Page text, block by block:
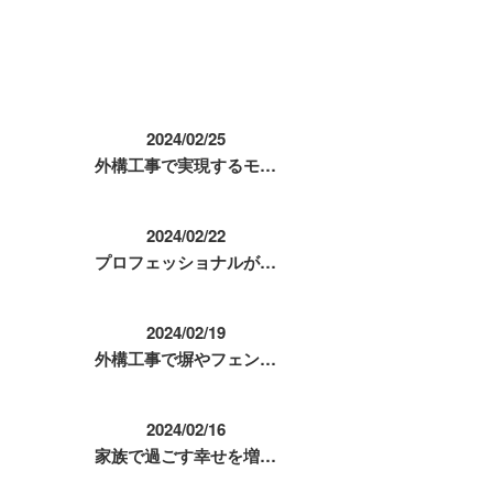
2024/02/25
外構工事で実現するモ…
2024/02/22
プロフェッショナルが…
2024/02/19
外構工事で塀やフェン…
2024/02/16
家族で過ごす幸せを増…